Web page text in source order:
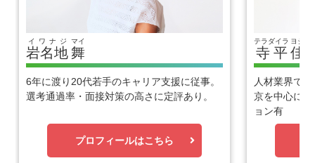
岩名地
イワナジ
舞
マイ
6年に渡り20代若手のキャリア支援に従事。
選考通過率・面接対策の高さに定評あり。
プロフィールはこちら
寺平
テラダイラ
佳
ヨシヒ
人材業界で
京を中心に
ョン有